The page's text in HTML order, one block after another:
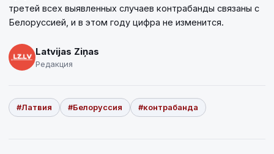
третей всех выявленных случаев контрабанды связаны с
Белоруссией, и в этом году цифра не изменится.
Latvijas Ziņas
Редакция
#Латвия #Белоруссия #контрабанда